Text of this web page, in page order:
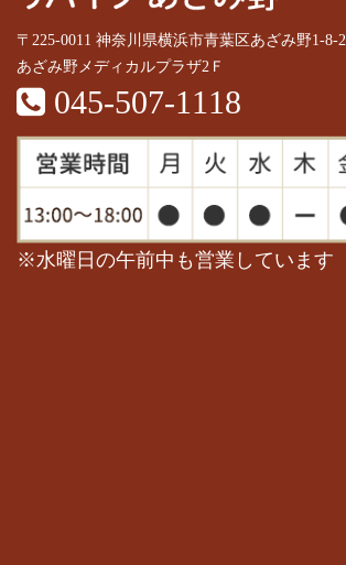
〒225-0011 神奈川県横浜市青葉区あざみ野1-8-2
あざみ野メディカルプラザ2Ｆ
045-507-1118
※水曜日の午前中も営業しています